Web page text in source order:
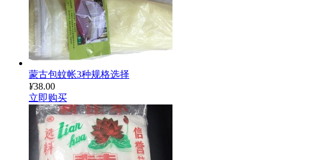
蒙古包蚊帐3种规格选择
¥38.00
立即购买